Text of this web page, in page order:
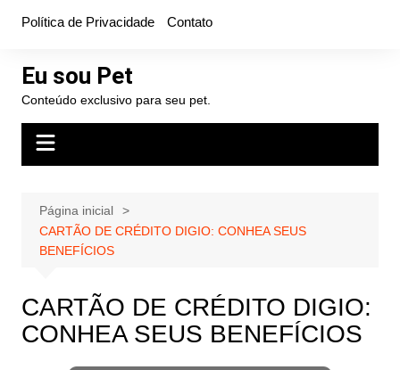
conteúdo
Política de Privacidade Contato
Eu sou Pet
Conteúdo exclusivo para seu pet.
Página inicial
CARTÃO DE CRÉDITO DIGIO: CONHEA SEUS
BENEFÍCIOS
CARTÃO DE CRÉDITO DIGIO:
CONHEA SEUS BENEFÍCIOS